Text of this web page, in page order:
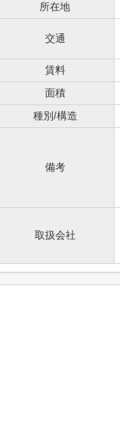
所在地
交通
賃料
面積
種別/構造
備考
取扱会社